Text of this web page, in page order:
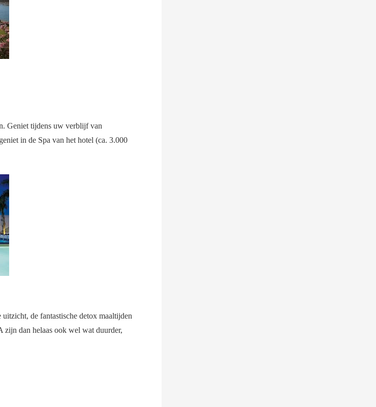
Geniet tijdens uw verblijf van
in de Spa van het hotel (ca. 3.000
de fantastische detox maaltijden
zijn dan helaas ook wel wat duurder,